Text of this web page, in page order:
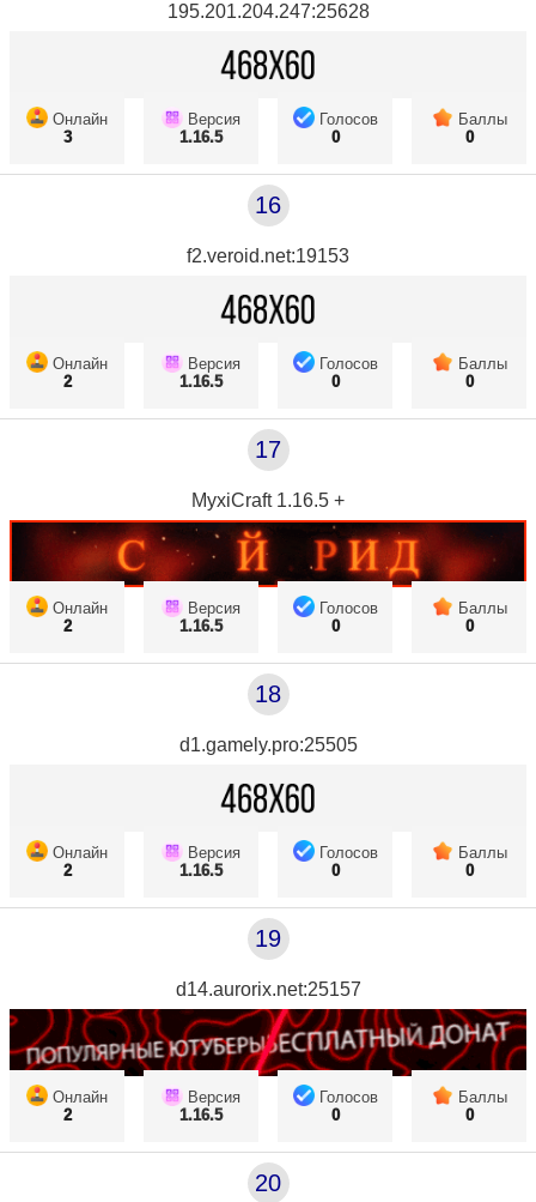
195.201.204.247:25628
Онлайн
3
Версия
1.16.5
Голосов
0
Баллы
0
16
f2.veroid.net:19153
Онлайн
2
Версия
1.16.5
Голосов
0
Баллы
0
17
MyxiCraft 1.16.5 +
Онлайн
2
Версия
1.16.5
Голосов
0
Баллы
0
18
d1.gamely.pro:25505
Онлайн
2
Версия
1.16.5
Голосов
0
Баллы
0
19
d14.aurorix.net:25157
Онлайн
2
Версия
1.16.5
Голосов
0
Баллы
0
20